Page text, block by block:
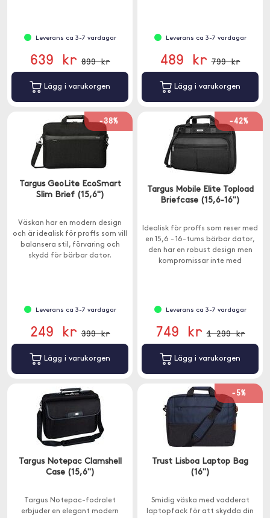
Leverans ca 3-7 vardagar
639 kr 899 kr
Lägg i varukorgen
Leverans ca 3-7 vardagar
489 kr 799 kr
Lägg i varukorgen
-38%
Targus GeoLite EcoSmart
Slim Brief (15,6'')
Väskan har en modern design
och är idealisk för proffs som vill
balansera stil, förvaring och
skydd för bärbar dator.
Leverans ca 3-7 vardagar
249 kr 399 kr
Lägg i varukorgen
-42%
Targus Mobile Elite Topload
Briefcase (15,6-16")
Idealisk för proffs som reser med
en 15,6 - 16-tums bärbar dator,
den har en robust design men
kompromissar inte med
Leverans ca 3-7 vardagar
749 kr 1 299 kr
Lägg i varukorgen
Targus Notepac Clamshell
Case (15,6")
Targus Notepac-fodralet
erbjuder en elegant modern
-5%
Trust Lisboa Laptop Bag
(16")
Smidig väska med vadderat
laptopfack för att skydda din